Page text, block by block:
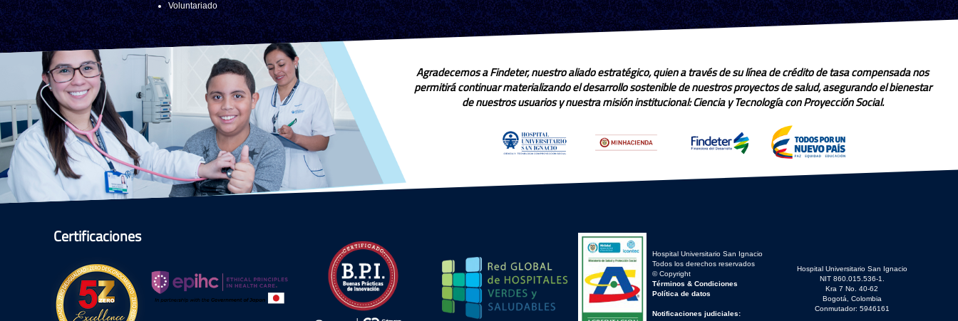
Voluntariado
Agradecemos a Findeter, nuestro aliado estratégico, quien a través de su línea de crédito de tasa compensada nos
permitirá continuar materializando el desarrollo sostenible de nuestros proyectos de salud, asegurando el bienestar
de nuestros usuarios y nuestra misión institucional: Ciencia y Tecnología con Proyección Social.
Certificaciones
Hospital Universitario San Ignacio
Todos los derechos reservados
© Copyright
Términos & Condiciones
Política de datos
Notificaciones judiciales:
Hospital Universitario San Ignacio
NIT 860.015.536-1.
Kra 7 No. 40-62
Bogotá, Colombia
Conmutador: 5946161